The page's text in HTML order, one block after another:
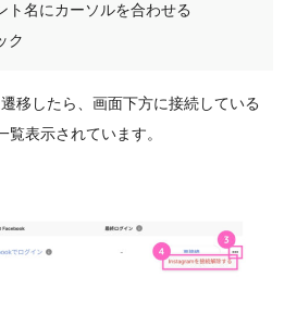
名にカーソルを合わせる
ク
移したら、画面下方に接続している
表示されています。